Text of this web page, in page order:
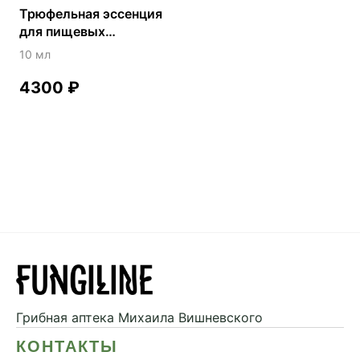
Трюфельная эссенция
для пищевых
продуктов и алкоголя
10 мл
4300 ₽
Грибная аптека Михаила Вишневского
КОНТАКТЫ